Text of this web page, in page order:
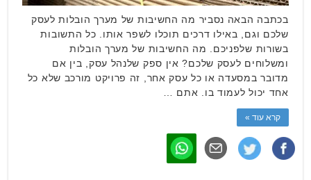
בכתבה הבאה נסביר מה החשיבות של מערך הובלות לעסק
שלכם וגם, באילו דרכים תוכלו לשפר אותו. כל התשובות
בשורות שלפניכם. מה החשיבות של מערך הובלות
ומשלוחים לעסק שלכם? אין ספק שלנהל עסק, בין אם
מדובר במסעדה או כל עסק אחר, זה פרויקט מורכב שלא כל
אחד יכול לעמוד בו. אתם …
קרא עוד »